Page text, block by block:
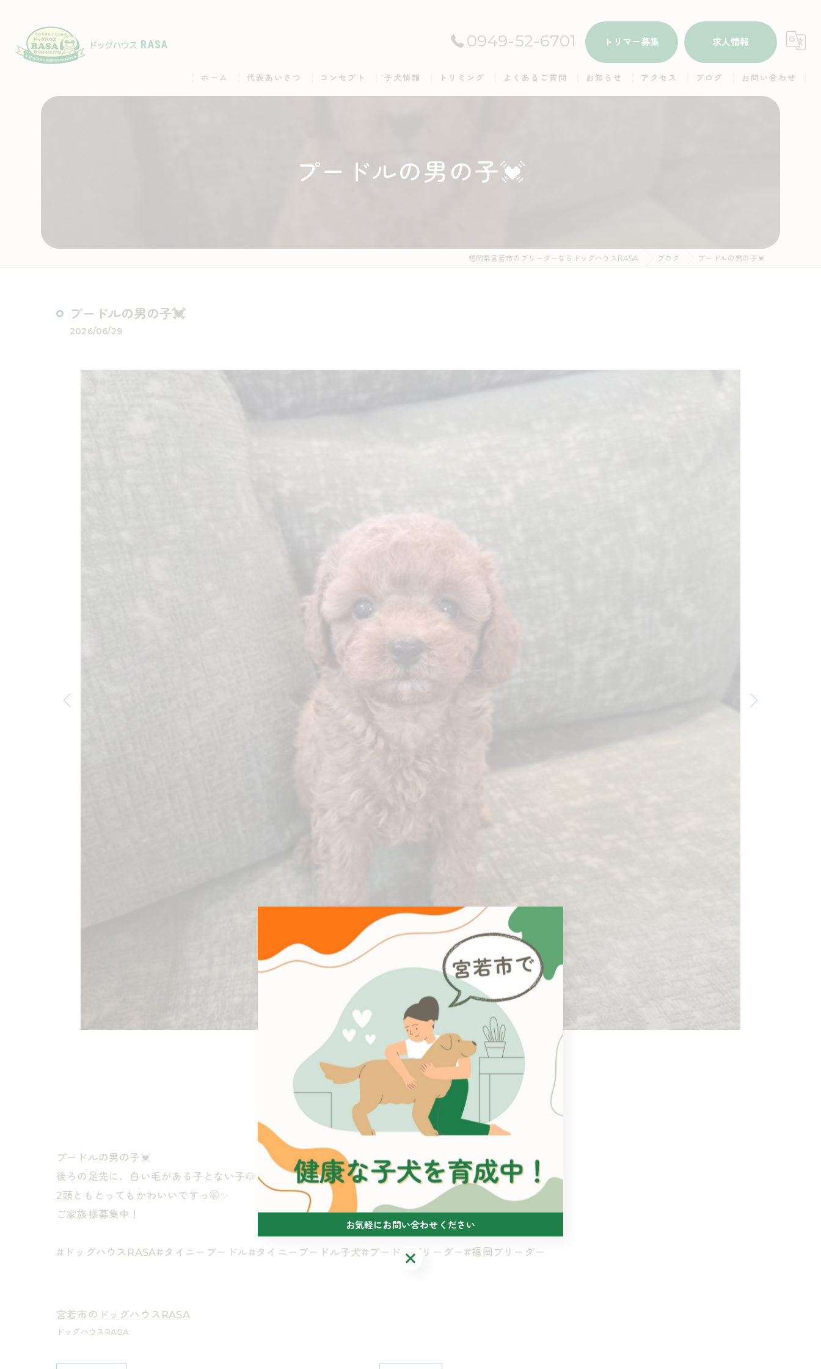
0949-52-6701 トリマー募集 求人情報
ホーム 代表あいさつ コンセプト 子犬情報 トリミング よくあるご質問 お知らせ
ギャラリー（お母さん）
アクセス ブログ お問い合わせ
プードルの男の子💓
福岡県宮若市のブリーダーならドッグハウスRASA ブログ プードルの男の子💓
プードルの男の子💓
2026/06/29
プードルの男の子💓
後ろの足先に、白い毛がある子とない子🐶
2頭ともとってもかわいいですっ🤭✨
ご家族様募集中！
#ドッグハウスRASA#タイニープードル#タイニープードル子犬#プードルブリーダー#福岡ブリーダー
宮若市のドッグハウスRASA
ドッグハウスRASA
お気軽にお問い合わせください
お気軽にお問い合わせください